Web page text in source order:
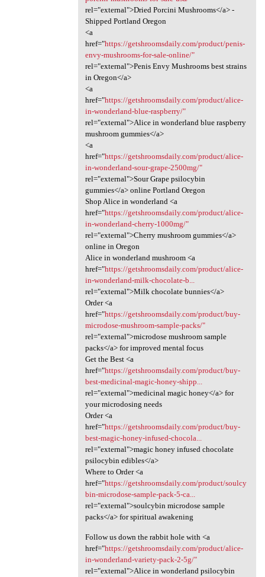
rel="external">Dried Porcini Mushrooms</a> -
Shipped Portland Oregon
<a
href="https://getshroomsdaily.com/product/penis-
envy-mushrooms-for-sale-online/"
rel="external">Penis Envy Mushrooms best strains
in Oregon</a>
<a
href="https://getshroomsdaily.com/product/alice-
in-wonderland-blue-raspberry/"
rel="external">Alice in wonderland blue raspberry
mushroom gummies</a>
<a
href="https://getshroomsdaily.com/product/alice-
in-wonderland-sour-grape-2500mg/"
rel="external">Sour Grape psilocybin
gummies</a> online Portland Oregon
Shop Alice in wonderland <a
href="https://getshroomsdaily.com/product/alice-
in-wonderland-cherry-1000mg/"
rel="external">Cherry mushroom gummies</a>
online in Oregon
Alice in wonderland mushroom <a
href="https://getshroomsdaily.com/product/alice-
in-wonderland-milk-chocolate-b...
rel="external">Milk chocolate bunnies</a>
Order <a
href="https://getshroomsdaily.com/product/buy-
microdose-mushroom-sample-packs/"
rel="external">microdose mushroom sample
packs</a> for improved mental focus
Get the Best <a
href="https://getshroomsdaily.com/product/buy-
best-medicinal-magic-honey-shipp...
rel="external">medicinal magic honey</a> for
your microdosing needs
Order <a
href="https://getshroomsdaily.com/product/buy-
best-magic-honey-infused-chocola...
rel="external">magic honey infused chocolate
psilocybin edibles</a>
Where to Order <a
href="https://getshroomsdaily.com/product/soulcy
bin-microdose-sample-pack-5-ca...
rel="external">soulcybin microdose sample
packs</a> for spiritual awakening
Follow us down the rabbit hole with <a
href="https://getshroomsdaily.com/product/alice-
in-wonderland-variety-pack-2-5g/"
rel="external">Alice in wonderland psilocybin